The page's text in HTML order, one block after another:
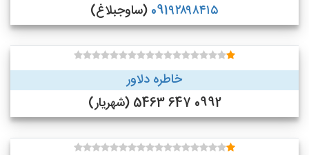
091۹۲۸۹۸۴۱۵ (ساوجبلاغ)
خاطره دلاور
0992 647 5463 (شهریار)